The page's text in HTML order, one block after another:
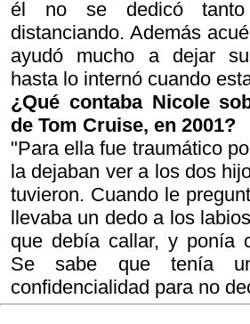
él no se dedicó
distanciando. Además
ayudó mucho a dejar
hasta lo internó cuando
¿Qué contaba Nicole
de Tom Cruise, en 2001?
"Para ella fue traumático
la dejaban ver a los dos
tuvieron. Cuando le
llevaba un dedo a los
que debía callar, y ponía
Se sabe que tenía
confidencialidad para no